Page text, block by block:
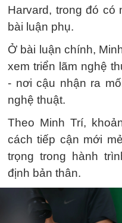
Harvard, trong đó có
bài luận phụ.
Ở bài luận chính,
xem triển lãm nghệ
- nơi cậu nhận ra
nghệ thuật.
Theo Minh Trí,
cách tiếp cận mới
trọng trong hành
định bản thân.